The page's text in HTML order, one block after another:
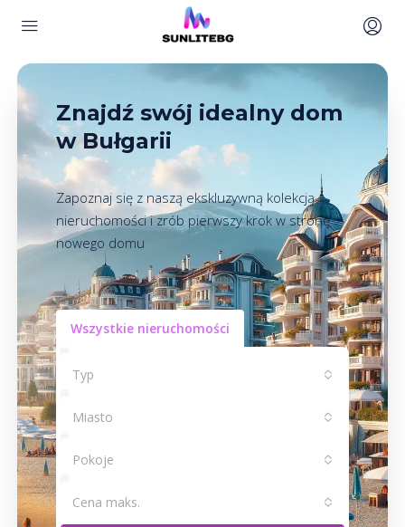
Znajdź swój idealny dom
w Bułgarii
Zapoznaj się z naszą ekskluzywną kolekcją
nieruchomości i zrób pierwszy krok w stronę
nowego domu
Wszystkie nieruchomości
Typ
Miasto
Pokoje
Cena maks.